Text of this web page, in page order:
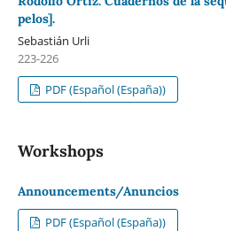
pelos].
Sebastián Urli
223-226
PDF (Español (España))
Workshops
Announcements/Anuncios
PDF (Español (España))